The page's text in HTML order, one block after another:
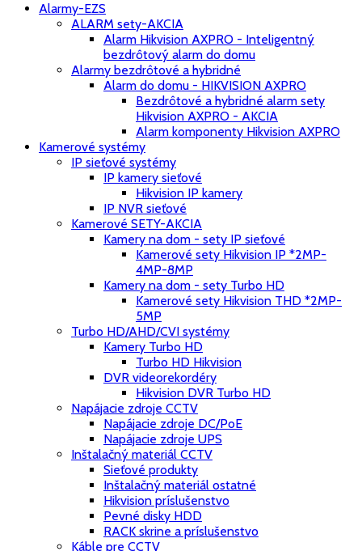
Alarmy-EZS
ALARM sety-AKCIA
Alarm Hikvision AXPRO - Inteligentný
bezdrôtový alarm do domu
Alarmy bezdrôtové a hybridné
Alarm do domu - HIKVISION AXPRO
Bezdrôtové a hybridné alarm sety
Hikvision AXPRO - AKCIA
Alarm komponenty Hikvision AXPRO
Kamerové systémy
IP sieťové systémy
IP kamery sieťové
Hikvision IP kamery
IP NVR sieťové
Kamerové SETY-AKCIA
Kamery na dom - sety IP sieťové
Kamerové sety Hikvision IP *2MP-
4MP-8MP
Kamery na dom - sety Turbo HD
Kamerové sety Hikvision THD *2MP-
5MP
Turbo HD/AHD/CVI systémy
Kamery Turbo HD
Turbo HD Hikvision
DVR videorekordéry
Hikvision DVR Turbo HD
Napájacie zdroje CCTV
Napájacie zdroje DC/PoE
Napájacie zdroje UPS
Inštalačný materiál CCTV
Sieťové produkty
Inštalačný materiál ostatné
Hikvision príslušenstvo
Pevné disky HDD
RACK skrine a príslušenstvo
Káble pre CCTV